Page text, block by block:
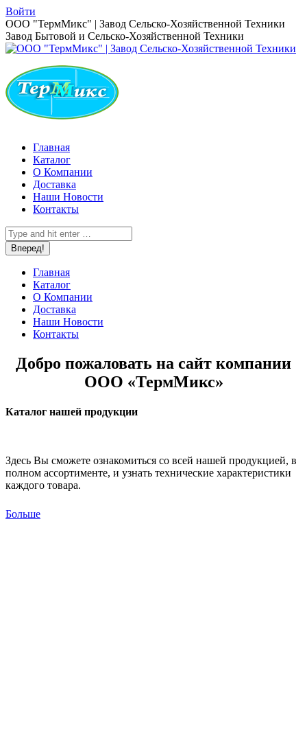
Перейти
к
содержанию
Войти
Страница
Вконтакте
открывается
новом
окне
ООО "ТермМикс" | Завод Сельско-Хозяйственной Техники
Завод Бытовой и Сельско-Хозяйственной Техники
Главная
Каталог
О Компании
Доставка
Наши Новости
Контакты
Поиск:
Главная
Каталог
О Компании
Доставка
Наши Новости
Контакты
Добро пожаловать на сайт компании
ООО «ТермМикс»
Каталог нашей продукции
Здесь Вы сможете ознакомиться со всей нашей продукцией, в
полном ассортименте, и узнать технические характеристики
каждого товара.
Больше